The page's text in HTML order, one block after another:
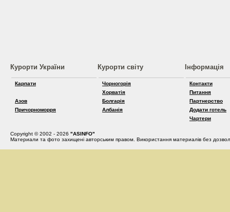
Курорти України
Карпати
Азов
Причорноморря
Курорти світу
Чорногорія
Хорватія
Болгарія
Албанія
Інформація
Контакти
Питання
Партнерство
Додати готель
Чартери
Copyright © 2002 - 2026 "ASINFO"
Материали та фото захищені авторським правом. Використання материалів без